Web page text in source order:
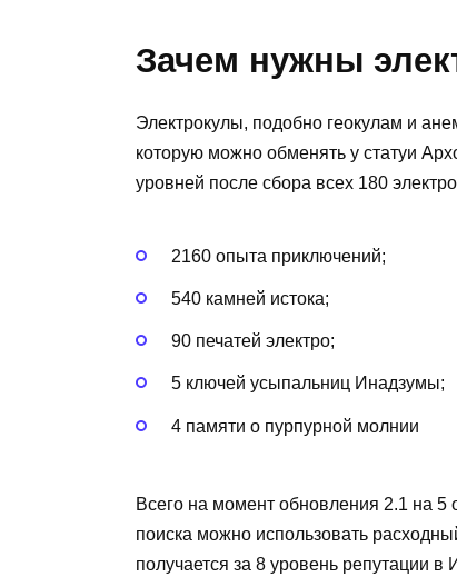
Зачем нужны
Электрокулы, подобно геокулам и
которую можно обменять у статуи
уровней после сбора всех 180
2160 опыта приключений;
540 камней истока;
90 печатей электро;
5 ключей усыпальниц Инадзумы;
4 памяти о пурпурной молнии
Всего на момент обновления 2.1 на 5
поиска можно использовать
получается за 8 уровень репутации